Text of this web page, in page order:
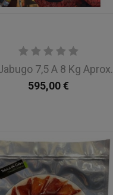
7,5 A 8 Kg Aprox.
595,00€